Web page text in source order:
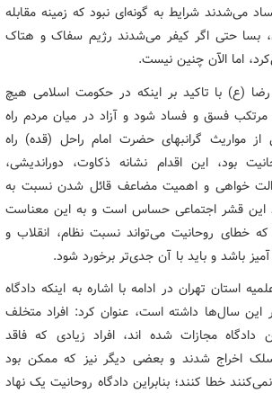
می‌شدند شرایط به گونه‌ای نبود که زمینه مقابله
بسا حتی اگر کیفر می‌شدند رژیم سفاک و هتاک
اما الآن چنین نیست.
رضا (ع) با تاکید بر اینکه در حکومت اسلامی هیچ
مرتکب فسق و فساد شود و آزاد در میان مردم راه
از مواریث گرانبهای حضرت امام راحل (قده) راه
بود، این اقدام نشانه ذکاوت، دوراندیشی،
خواهی و اهمیت مضاعف قائل شدن نسبت به
این قشر اجتماعی حساس است و به این معناست
خطای روحانیت می‌تواند نسبت نظام، انقلاب و
باشد و باید با آن جدی‌تر برخورد شود.
استان تهران در ادامه با اشاره به اینکه دادگاه
این سال‌ها داشته است، عنوان کرد: افراد متخلف
دادگاه مجازات شده اند، افراد زیادی که فاقد
اخراج شدند و بعضی دیگر نیز که ممکن بود
خطا کنند؛ بنابراین دادگاه روحانیت یک نهاد